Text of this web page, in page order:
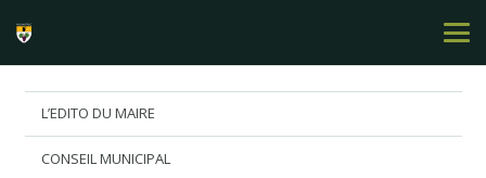
L’EDITO DU MAIRE
CONSEIL MUNICIPAL